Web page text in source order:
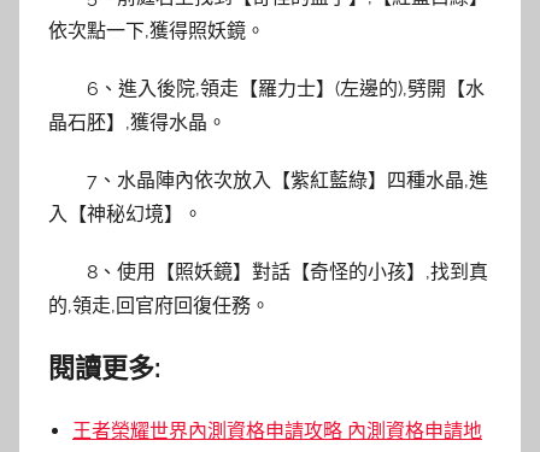
依次點一下,獲得照妖鏡。
6、進入後院,領走【羅力士】(左邊的),劈開【水
晶石胚】,獲得水晶。
7、水晶陣內依次放入【紫紅藍綠】四種水晶,進
入【神秘幻境】。
8、使用【照妖鏡】對話【奇怪的小孩】,找到真
的,領走,回官府回復任務。
閱讀更多:
王者榮耀世界內測資格申請攻略 內測資格申請地